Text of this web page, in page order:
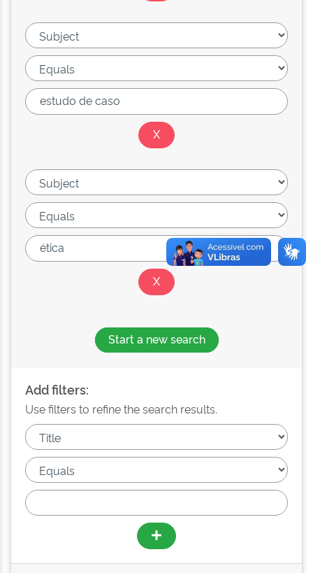
Start a new search
Add filters:
Use filters to refine the search results.